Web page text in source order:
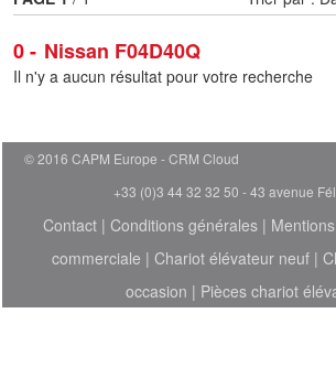
0 Nissan F04D40Q
Il n'y a aucun résultat pour votre recherche
© 2016 CAPM Europe
CRM Cloud
+33 (0)3 44 32 32 50 - 43 avenue
Contact | Conditions générales |
commerciale | Chariot élévateur neuf|
occasion | Pièces chariot